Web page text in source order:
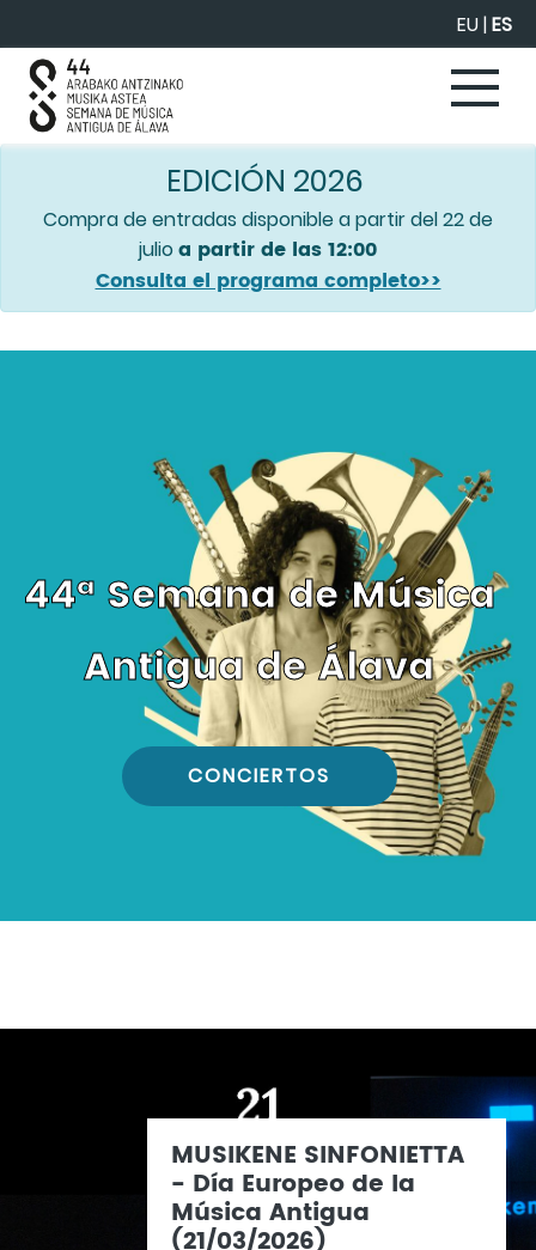
EU|ES
EDICIÓN 2026
Compra de entradas disponible a partir del 22 de
julio a partir de las 12:00
Consulta el programa completo>>
44ª Semana de Música
Antigua de Álava
CONCIERTOS
MUSIKENE SINFONIETTA
- Día Europeo de la
Música Antigua